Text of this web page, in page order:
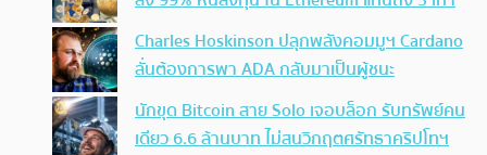
Charles Hoskinson ปลุกพลังคอมมูฯ Cardano
ลั่นต้องการพา ADA กลับมาเป็นผู้ชนะ
นักขุด Bitcoin สาย Solo เจอบล็อก รับทรัพย์คน
เดียว 6.6 ล้านบาท ไม่สนวิกฤตศรัทธาคริปโทฯ